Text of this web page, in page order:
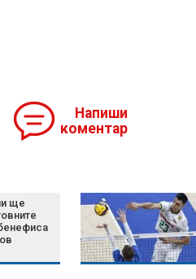
Напиши
коментар
ще